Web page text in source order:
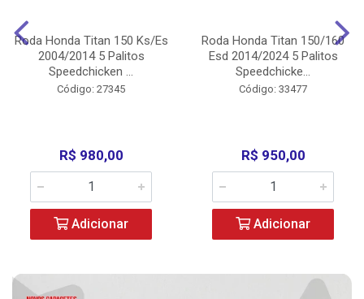
Roda Honda Titan 150 Ks/Es
2004/2014 5 Palitos
Speedchicken ...
Código: 27345
R$ 980,00
Adicionar
Roda Honda Titan 150/160
Esd 2014/2024 5 Palitos
Speedchicke...
Código: 33477
R$ 950,00
Adicionar